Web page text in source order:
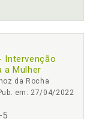
Intervenção
a Mulher
da Rocha
em: 27/04/2022
5